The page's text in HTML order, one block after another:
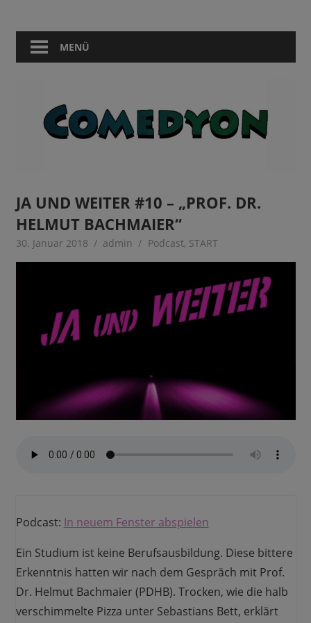
springen
Comedyon
Berlin
MENÜ
JA UND WEITER #10 – „PROF. DR.
HELMUT BACHMAIER“
30. Januar 2018 admin Podcast, START
Podcast: In neuem Fenster abspielen
Ein Studium ist keine Berufsausbildung. Diese bittere
Erkenntnis hatten wir nach dem Gespräch mit Prof.
Dr. Helmut Bachmaier (PDHB). Trocken, wie die halb
verschimmelte Pizza unter Sebastians Bett, erklärt